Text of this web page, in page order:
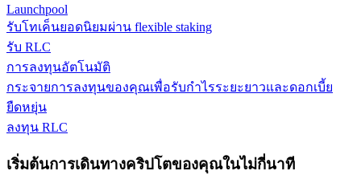
การปักหลัก
ผลตอบแทนสูงและเข้าถึงได้ทันที
Launchpool
รับโทเค็นยอดนิยมผ่าน flexible staking
รับ RLC
การลงทุนอัตโนมัติ
กระจายการลงทุนของคุณเพื่อรับกำไรระยะยาวและดอกเบี้ย
ยืดหยุ่น
ลงทุน RLC
เริ่มต้นการเดินทางคริปโตของคุณในไม่กี่นาที